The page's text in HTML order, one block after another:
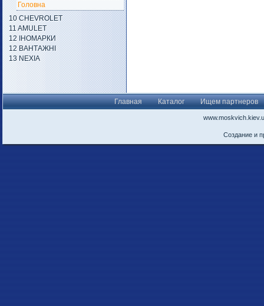
Головна
10 CHEVROLET
11 AMULET
12 ІНОМАРКИ
12 ВАНТАЖНІ
13 NEXIA
Главная Каталог Ищем партнеров
Создание и